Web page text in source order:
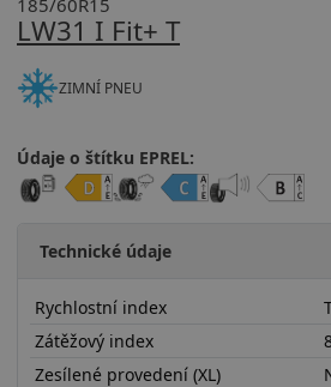
LW31 I Fit+ T
185/60R15
ZIMNÍ PNEU
Údaje o štítku EPREL:
Technické údaje
Rychlostní index
Zátěžový index
Zesílené provedení (XL)